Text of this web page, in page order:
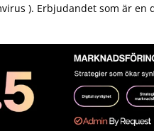
). Erbjudandet som är